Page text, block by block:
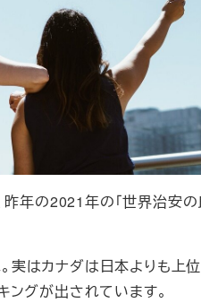
昨年の2021年の「世界治安
はカナダは日本よりも上
ングが出されています。